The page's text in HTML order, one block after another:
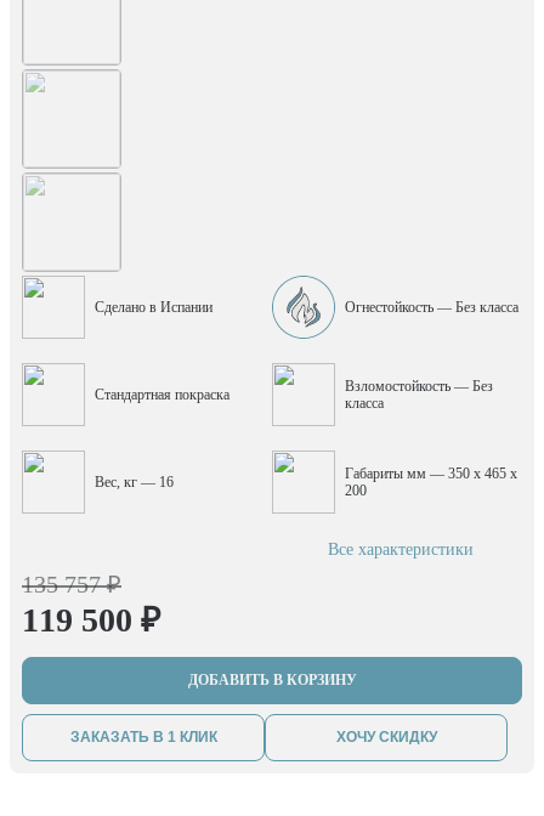
Сделано в Испании Огнестойкость — Без класса
Стандартная покраска
Взломостойкость — Без
класса
Вес, кг — 16
Габариты мм — 350 x 465 x
200
Все характеристики
135 757 ₽
119 500 ₽
ДОБАВИТЬ В КОРЗИНУ
ЗАКАЗАТЬ В 1 КЛИК ХОЧУ СКИДКУ